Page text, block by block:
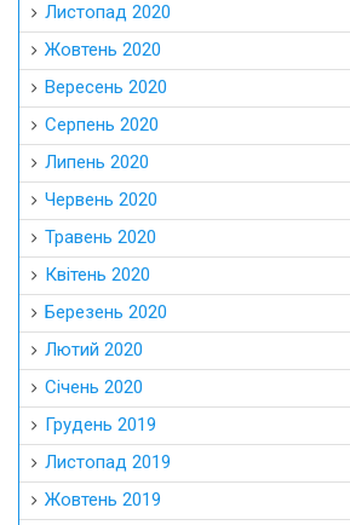
Листопад 2020
Жовтень 2020
Вересень 2020
Серпень 2020
Липень 2020
Червень 2020
Травень 2020
Квітень 2020
Березень 2020
Лютий 2020
Січень 2020
Грудень 2019
Листопад 2019
Жовтень 2019